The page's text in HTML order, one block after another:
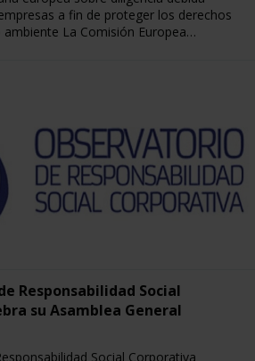
a fin de proteger los derechos
La Comisión Europea…
Responsabilidad Social
su Asamblea General
Social Corporativa